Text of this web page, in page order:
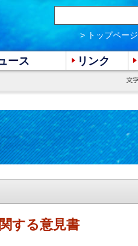
する意見書
ース リンク
> トップページ